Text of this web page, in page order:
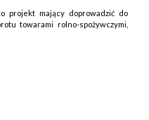
projekt mający doprowadzić do
towarami rolno-spożywczymi,